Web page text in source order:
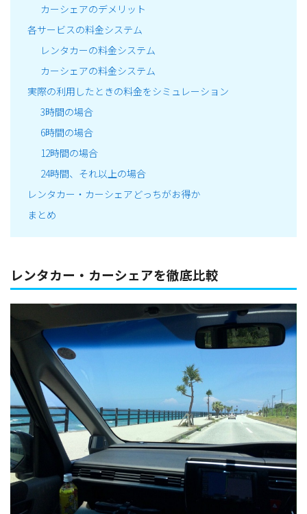
カーシェアのデメリット
各サービスの料金システム
レンタカーの料金システム
カーシェアの料金システム
実際の利用したときの料金をシミュレーション
3時間の場合
6時間の場合
12時間の場合
24時間、それ以上の場合
レンタカー・カーシェアどっちがお得か
まとめ
レンタカー・カーシェアを徹底比較